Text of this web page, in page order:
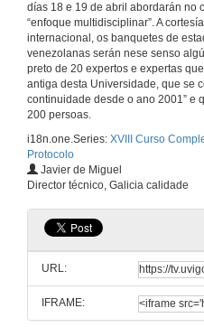
días 18 e 19 de abril abordarán no
“enfoque multidisciplinar”. A
internacional, os banquetes de
venezolanas serán nese senso
preto de 20 expertos e expertas
antiga desta Universidade, que se
continuidade desde o ano 2001” e
200 persoas.
i18n.one.Series: XVIII Curso
Protocolo
Javier de Miguel
Director técnico, Galicia calidade
URL:
IFRAME:
18 de
18 de
18 de